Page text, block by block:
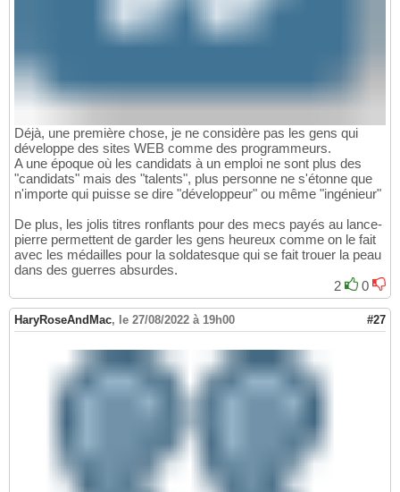
Déjà, une première chose, je ne considère pas les gens qui
développe des sites WEB comme des programmeurs.
A une époque où les candidats à un emploi ne sont plus des
"candidats" mais des "talents", plus personne ne s'étonne que
n'importe qui puisse se dire "développeur" ou même "ingénieur"
De plus, les jolis titres ronflants pour des mecs payés au lance-
pierre permettent de garder les gens heureux comme on le fait
avec les médailles pour la soldatesque qui se fait trouer la peau
dans des guerres absurdes.
2
0
HaryRoseAndMac, le 27/08/2022 à 19h00 #27